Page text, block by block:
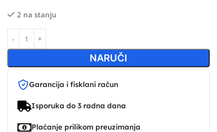
2 na stanju
NARUČI
Garancija i fisklani račun
Isporuka do 3 radna dana
Plaćanje prilikom preuzimanja